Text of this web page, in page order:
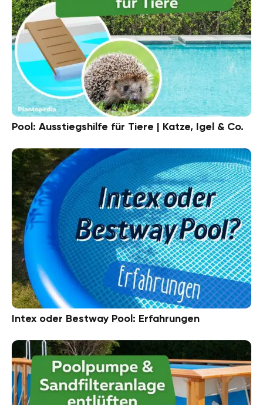
Pool: Ausstiegshilfe für Tiere | Katze, Igel & Co.
Intex oder Bestway Pool: Erfahrungen